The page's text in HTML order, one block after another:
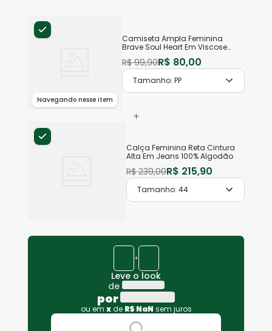
Navegando nesse item
Camiseta Ampla Feminina
Brave Soul Heart Em Viscose
R$ 99,90R$ 80,00
Tamanho:PP
+
Calça Feminina Reta Cintura
Alta Em Jeans 100% Algodão
R$ 239,00R$ 215,90
Tamanho:44
+
Leve o look
de
por
ou em x de R$ NaN sem juros